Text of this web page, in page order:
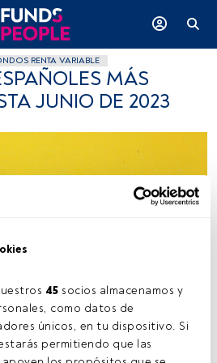
45 socios almacenamos y
como datos de
únicos, en tu dispositivo. Si
permitiendo que las
RENTA VARIABLE
MÁS
JUNIO DE 2023